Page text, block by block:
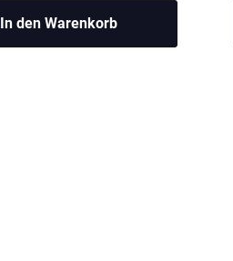
In den Warenkorb